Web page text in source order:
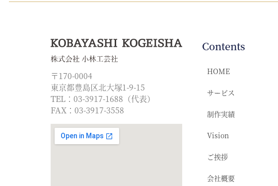
〒170-0004
東京都豊島区北大塚1-9-15
TEL：03-3917-1688（代表）
FAX：03-3917-3558
Contents
HOME
サービス
制作実績
Vision
ご挨拶
会社概要